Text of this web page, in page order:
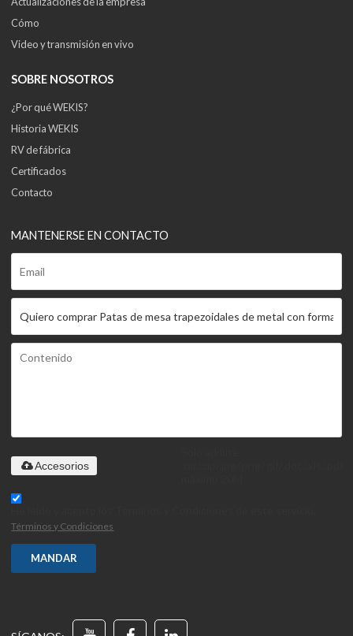
Cómo
Video y transmisión en vivo
SOBRE NOSOTROS
¿Por qué WEKIS?
Historia WEKIS
RV de fábrica
Certificados
Contacto
MANTENERSE EN CONTACTO
Accesorios
Términos y Condiciones
MANDAR